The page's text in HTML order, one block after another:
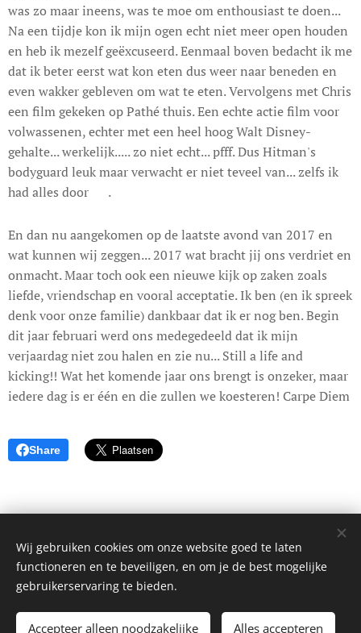
was zo maar ineens, was te moe om enthousiast te doen...
Na een tijdje kon ik mijn ogen echt niet meer open houden
en heb ik mezelf geëxcuseerd. Eenmaal boven bedacht ik me
dat ik beter eerst wat kon eten dus weer naar beneden en
even wakker gebleven om wat te eten. Vervolgens met Chris
een film gekeken op Pathé thuis. Een echte actie film voor
volwassenen, echter met een heel hoog Walt Disney-
gehalte... werkelijk..... zo niet echt... pfff. Dus Hitman's
bodyguard leuk maar verwacht er niet teveel van... zelfs ik
had alles door 😊.
En dan nu aangekomen op de laatste avond van 2017 en
wat kunnen wij zeggen... 2017 wat bracht jij ons verdriet en
onmacht. Maar toch ook een nieuwe kijk op zaken zoals
liefde, vriendschap en vooral acceptatie. Ik ben (en ik spreek
denk voor onze familie) dankbaar dat ik er nog ben. Begin
dit jaar februari werd ons medegedeeld dat ik mijn
verjaardag niet zou halen en zie nu... Still a life and
kicking!! Wat het komende jaar ons brengt is onzeker, maar
iedere dag is er één en die zullen we koesteren! Carpe Diem
Share
© 2017 Dagboek van een onbekende. Alle rechten voorbehouden.
Cookies
Talen
Wij gebruiken cookies om onze website goed te laten
functioneren en te beveiligen, en om je de best mogelijke
gebruikerservaring te bieden.
Accepteer alleen noodzakelijke Alles accepteren